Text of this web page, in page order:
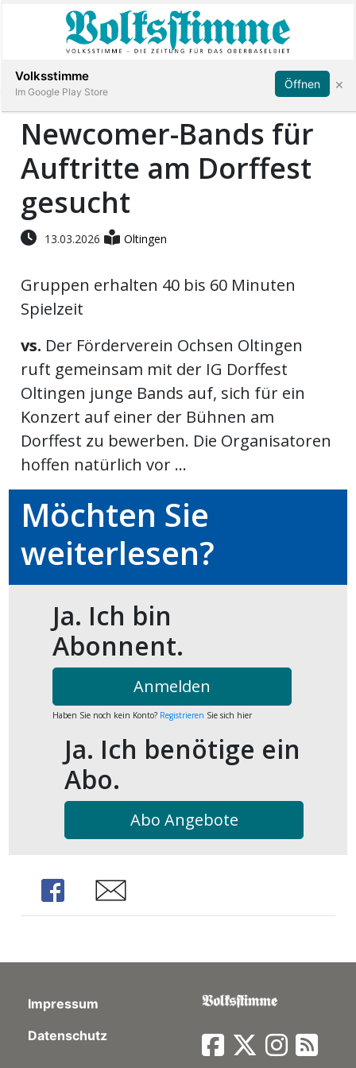
Immobilien
Veranstaltungen
Stellen
E-
Paper
App
Abonnieren Anmelden
Newcomer-Bands für
Auftritte am Dorffest
gesucht
13.03.2026 Oltingen
Gruppen erhalten 40 bis 60 Minuten
Spielzeit
vs. Der Förderverein Ochsen Oltingen
ruft gemeinsam mit der IG Dorffest
Oltingen junge Bands auf, sich für ein
Konzert auf einer der Bühnen am
Dorffest zu bewerben. Die Organisatoren
hoffen natürlich vor ...
Möchten Sie
weiterlesen?
Ja. Ich bin
Abonnent.
Anmelden
Haben Sie noch kein Konto? Registrieren Sie sich hier
Ja. Ich benötige ein
Abo.
Abo Angebote
Share Share
Impressum
Datenschutz
Volksstimme
Im Google Play Store
Öffnen ×